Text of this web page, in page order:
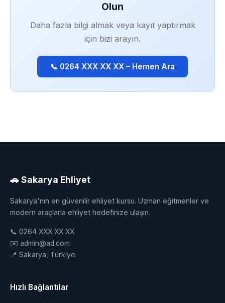
Olun
Daha fazla bilgi almak veya kayıt yaptırmak
için bizi arayın.
📞 0264 XXX XX XX – Hemen Ara
🚗 Sakarya Ehliyet
Sakarya'nın en güvenilir ehliyet kursu. Uzman eğitmenler ve
modern araçlarla ehliyet hedefinize ulaşın.
📞 0264 XXX XX XX
✉️ admin@ad.com
📍 Sakarya, Türkiye
Hızlı Bağlantılar